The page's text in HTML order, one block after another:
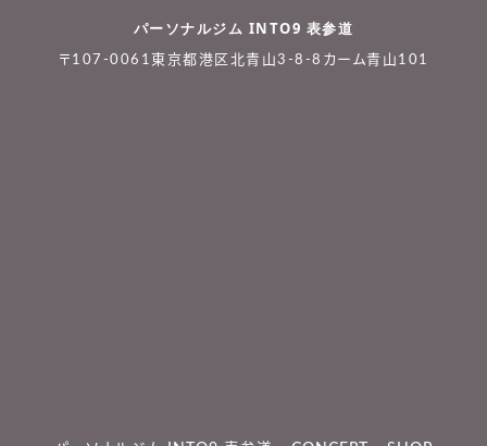
パーソナルジム INTO9 表参道
〒107-0061東京都港区北青山3-8-8カーム青山101